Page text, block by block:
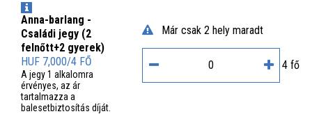
INFO
Anna-barlang -
Családi jegy (2
felnőtt+2 gyerek)
HUF 7,000/4 FŐ
A jegy 1 alkalomra
érvényes, az ár
tartalmazza a
balesetbiztosítás díját.
Már csak 2 hely maradt
4 fő